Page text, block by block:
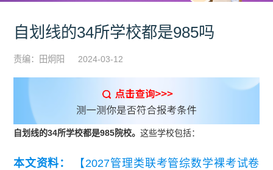
自划线的34所学校都是985吗
责编：田炯阳 2024-03-12
自划线的34所学校都是985院校。这些学校包括：
本文资料：
【2027管理类联考管综数学裸考试卷